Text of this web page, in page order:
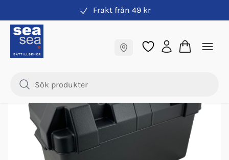
Frakt från 49 kr
Samma pris online & i butik